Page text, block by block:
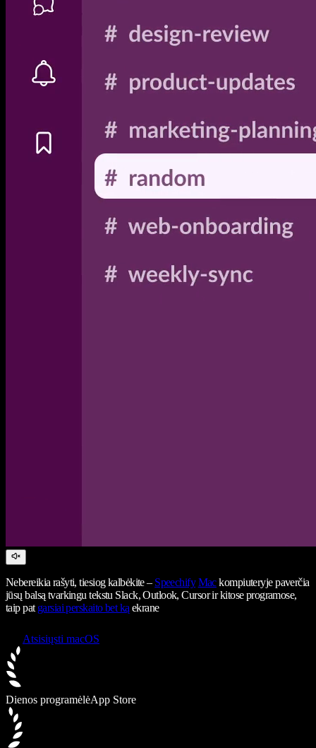
Nebereikia rašyti, tiesiog kalbėkite – Speechify Mackompiuteryje paverčia
jūsų balsą tvarkingu tekstu Slack, Outlook, Cursor ir kitose programose,
taip pat garsiai perskaito bet ką ekrane
Atsisiųsti macOS
Dienos programėlėApp Store